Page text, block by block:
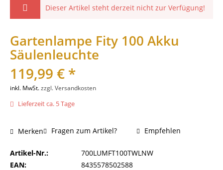
Dieser Artikel steht derzeit nicht zur Verfügung!
Gartenlampe Fity 100 Akku
Säulenleuchte
119,99 € *
inkl. MwSt.zzgl. Versandkosten
Lieferzeit ca. 5 Tage
Merken Fragen zum Artikel? Empfehlen
Artikel-Nr.:
700LUMFT100TWLNW
EAN:
8435578502588